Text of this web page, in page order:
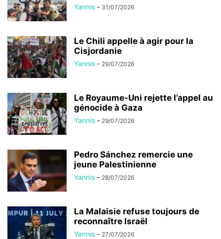
Yannis - 31/07/2026
Le Chili appelle à agir pour la
Cisjordanie
Yannis - 29/07/2026
Le Royaume-Uni rejette l’appel au
génocide à Gaza
Yannis - 29/07/2026
Pedro Sánchez remercie une
jeune Palestinienne
Yannis - 28/07/2026
La Malaisie refuse toujours de
reconnaître Israël
Yannis - 27/07/2026